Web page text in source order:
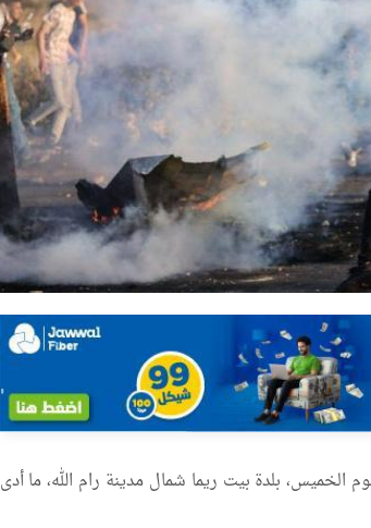
الخميس، بلدة بيت ريما شمال مدينة رام الله، ما أدى